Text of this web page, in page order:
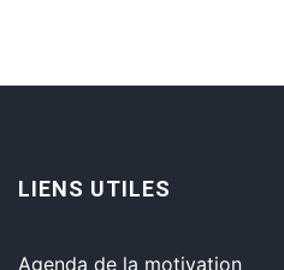
LIENS UTILES
Agenda de la motivation